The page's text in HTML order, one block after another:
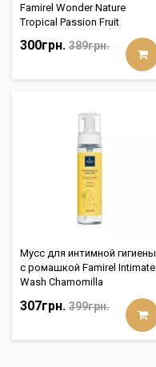
Famirel Wonder Nature
Tropical Passion Fruit
300грн. 389грн.
Мусс для интимной гигиены
с ромашкой Famirel Intimate
Wash Chamomilla
307грн. 399грн.